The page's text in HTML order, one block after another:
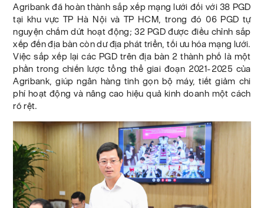
Agribank đã hoàn thành sắp xếp mạng lưới đối với 38 PGD
tại khu vực TP Hà Nội và TP HCM, trong đó 06 PGD tự
nguyện chấm dứt hoạt động; 32 PGD được điều chỉnh sắp
xếp đến địa bàn còn dư địa phát triển, tối ưu hóa mạng lưới.
Việc sắp xếp lại các PGD trên địa bàn 2 thành phố là một
phần trong chiến lược tổng thể giai đoạn 2021-2025 của
Agribank, giúp ngân hàng tinh gọn bộ máy, tiết giảm chi
phí hoạt động và nâng cao hiệu quả kinh doanh một cách
rõ rệt.